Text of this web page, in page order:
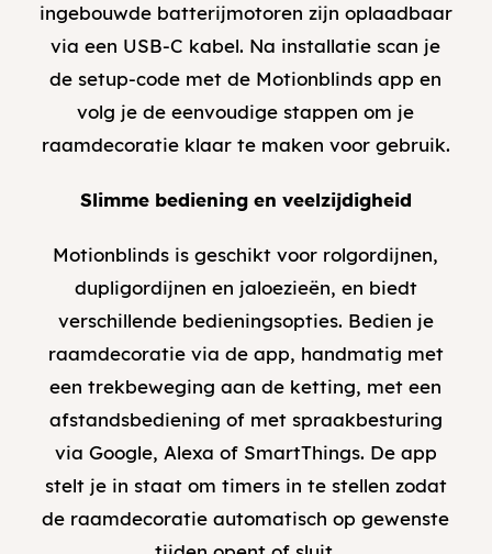
ingebouwde batterijmotoren zijn oplaadbaar
via een USB-C kabel. Na installatie scan je
de setup-code met de Motionblinds app en
volg je de eenvoudige stappen om je
raamdecoratie klaar te maken voor gebruik.
Slimme bediening en veelzijdigheid
Motionblinds is geschikt voor rolgordijnen,
dupligordijnen en jaloezieën, en biedt
verschillende bedieningsopties. Bedien je
raamdecoratie via de app, handmatig met
een trekbeweging aan de ketting, met een
afstandsbediening of met spraakbesturing
via Google, Alexa of SmartThings. De app
stelt je in staat om timers in te stellen zodat
de raamdecoratie automatisch op gewenste